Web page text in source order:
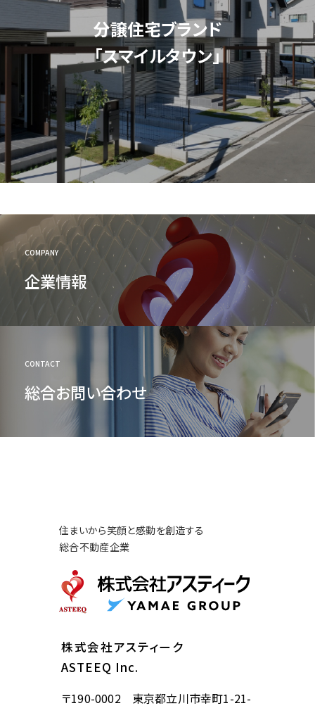
分譲住宅ブランド
「スマイルタウン」
COMPANY
企業情報
CONTACT
総合お問い合わせ
住まいから笑顔と感動を創造する
総合不動産企業
株式会社アスティーク
ASTEEQ Inc.
〒190-0002 東京都立川市幸町1-21-